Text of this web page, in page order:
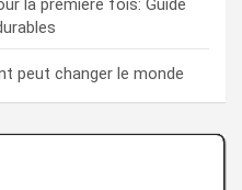
la première fois: Guide
peut changer le monde